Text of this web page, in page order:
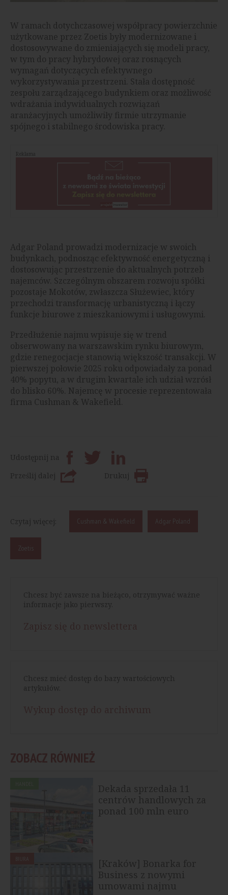
W ramach dotychczasowej współpracy powierzchnie
użytkowane przez Zoetis były modernizowane i
dostosowywane do zmieniających się modeli pracy,
w tym do pracy hybrydowej oraz rosnących
wymagań dotyczących efektywnego
wykorzystywania przestrzeni. Stała dostępność
zespołu zarządzającego budynkiem oraz możliwość
wdrażania indywidualnych rozwiązań
aranżacyjnych umożliwiły firmie utrzymanie
spójnego i stabilnego środowiska pracy.
Reklama
Adgar Poland prowadzi modernizacje w swoich
budynkach, podnosząc efektywność energetyczną i
dostosowując przestrzenie do aktualnych potrzeb
najemców. Szczególnym obszarem rozwoju spółki
pozostaje Mokotów, zwłaszcza Służewiec, który
przechodzi transformację urbanistyczną i łączy
funkcje biurowe z mieszkaniowymi i usługowymi.
Przedłużenie najmu wpisuje się w trend
obserwowany na warszawskim rynku biurowym,
gdzie renegocjacje stanowią większość transakcji. W
pierwszej połowie 2025 roku odpowiadały za ponad
40% popytu, a w drugim kwartale ich udział wzrósł
do blisko 60%. Najemcę w procesie reprezentowała
firma Cushman & Wakefield.
Udostępnij na
Prześlij dalej
Drukuj
Czytaj więcej: Cushman & Wakefield Adgar Poland
Zoetis
Chcesz być zawsze na bieżąco, otrzymywać ważne
informacje jako pierwszy.
Chcesz mieć dostęp do bazy wartościowych
artykułów.
ZOBACZ RÓWNIEŻ
Dekada sprzedała 11
centrów handlowych za
ponad 100 mln euro
[Kraków] Bonarka for
Business z nowymi
umowami najmu